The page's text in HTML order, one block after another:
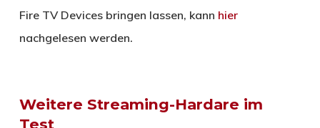
Fire TV Devices bringen lassen, kann hier
nachgelesen werden.
Weitere Streaming-Hardare im
Test